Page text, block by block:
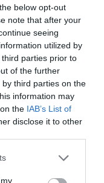
below opt-out
note that after your
seeing
utilized by
parties prior to
of the further
third parties on the
information may
the IAB’s List of
disclose it to other
or more Google
You may click to